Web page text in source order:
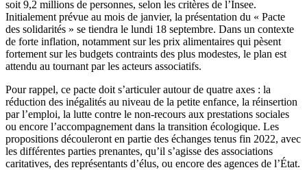
soit 9,2 millions de personnes, selon les critères de l’Insee.
Initialement prévue au mois de janvier, la présentation du « Pacte
des solidarités » se tiendra le lundi 18 septembre. Dans un contexte
de forte inflation, notamment sur les prix alimentaires qui pèsent
fortement sur les budgets contraints des plus modestes, le plan est
attendu au tournant par les acteurs associatifs.
Pour rappel, ce pacte doit s’articuler autour de quatre axes : la
réduction des inégalités au niveau de la petite enfance, la réinsertion
par l’emploi, la lutte contre le non-recours aux prestations sociales
ou encore l’accompagnement dans la transition écologique. Les
propositions découleront en partie des échanges tenus fin 2022, avec
les différentes parties prenantes, qu’il s’agisse des associations
caritatives, des représentants d’élus, ou encore des agences de l’État.